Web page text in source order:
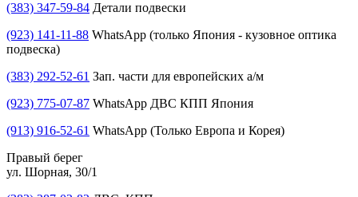
(383) 347-59-84 Детали подвески
(923) 141-11-88 WhatsApp (только Япония - кузовное оптика
подвеска)
(383) 292-52-61 Зап. части для европейских а/м
(923) 775-07-87 WhatsApp ДВС КПП Япония
(913) 916-52-61 WhatsApp (Только Европа и Корея)
Правый берег
ул. Шорная, 30/1